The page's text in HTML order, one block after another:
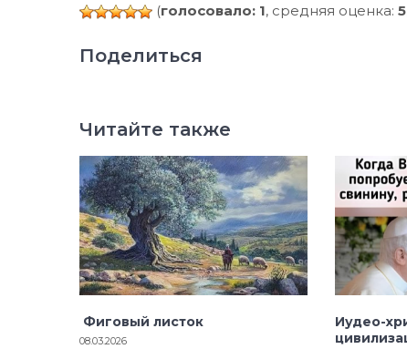
(голосовало: 1, средняя оценка:
Поделиться
Читайте также
Фиговый листок
08.03.2026
Иудео-